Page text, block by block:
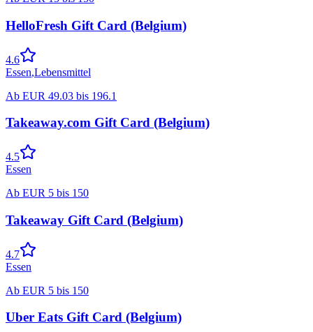
HelloFresh Gift Card (Belgium)
4.6
Essen,Lebensmittel
Ab EUR 49.03 bis 196.1
Takeaway.com Gift Card (Belgium)
4.5
Essen
Ab EUR 5 bis 150
Takeaway Gift Card (Belgium)
4.7
Essen
Ab EUR 5 bis 150
Uber Eats Gift Card (Belgium)